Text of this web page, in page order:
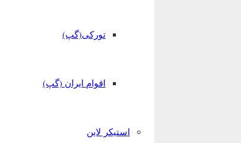
تورکی(گپ)
اقوام ایران (گپ)
استیکر لاین